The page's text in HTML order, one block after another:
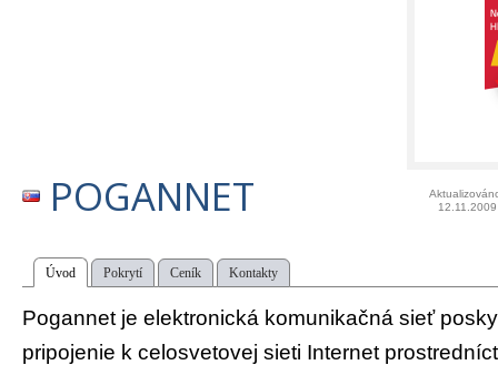
POGANNET
12.11.2009
Úvod Pokrytí Ceník Kontakty
Pogannet je elektronická komunikačná sieť
pripojenie k celosvetovej sieti Internet